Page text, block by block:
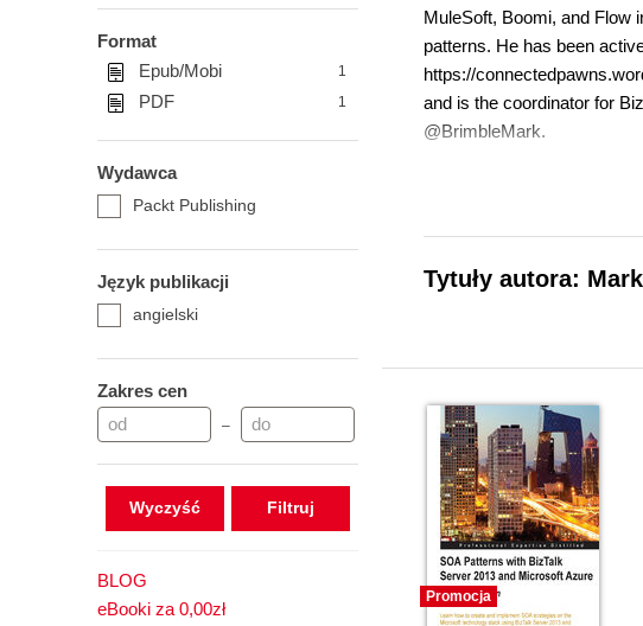
Format
Epub/Mobi
1
PDF 1
Wydawca
Packt Publishing
Język publikacji
angielski
Zakres cen
–
Wyczyść
BLOG
eBooki za 0,00zł
MuleSoft, Boomi, and Flow
patterns. He has been
https://
and is the coordinator for
@BrimbleMark.
Tytuły autora:
Promocja